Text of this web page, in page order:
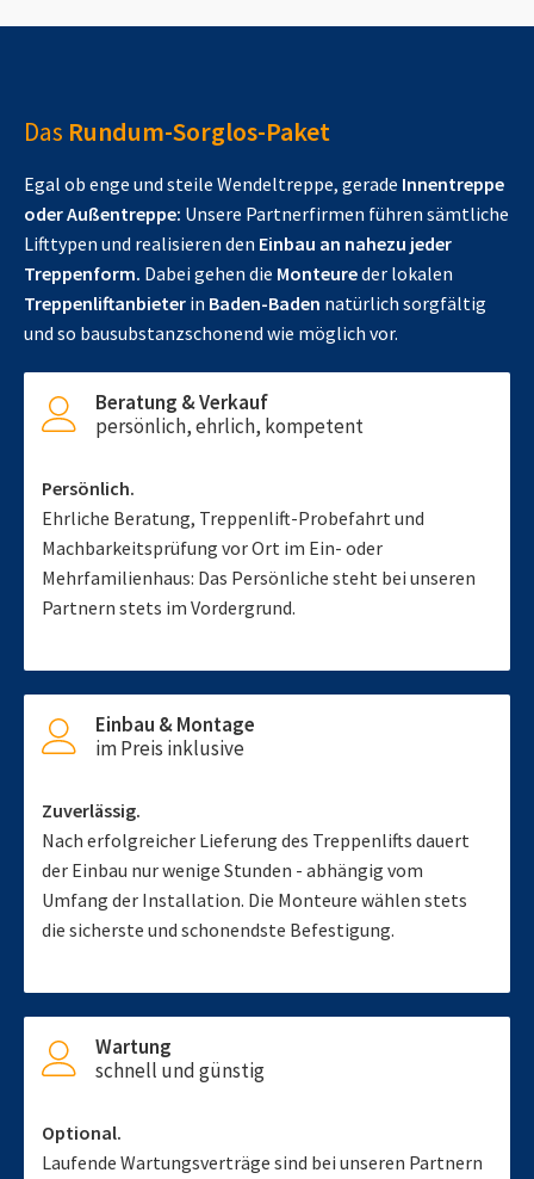
Das Rundum-Sorglos-Paket
Egal ob enge und steile Wendeltreppe, gerade Innentreppe
oder Außentreppe: Unsere Partnerfirmen führen sämtliche
Lifttypen und realisieren den Einbau an nahezu jeder
Treppenform. Dabei gehen die Monteureder lokalen
Treppenliftanbieter in Baden-Baden natürlich sorgfältig
und so bausubstanzschonend wie möglich vor.
Beratung & Verkauf
persönlich, ehrlich, kompetent
Persönlich.
Ehrliche Beratung, Treppenlift-Probefahrt und
Machbarkeitsprüfung vor Ort im Ein- oder
Mehrfamilienhaus: Das Persönliche steht bei unseren
Partnern stets im Vordergrund.
Einbau & Montage
im Preis inklusive
Zuverlässig.
Nach erfolgreicher Lieferung des Treppenlifts dauert
der Einbau nur wenige Stunden - abhängig vom
Umfang der Installation. Die Monteure wählen stets
die sicherste und schonendste Befestigung.
Wartung
schnell und günstig
Optional.
Laufende Wartungsverträge sind bei unseren Partnern